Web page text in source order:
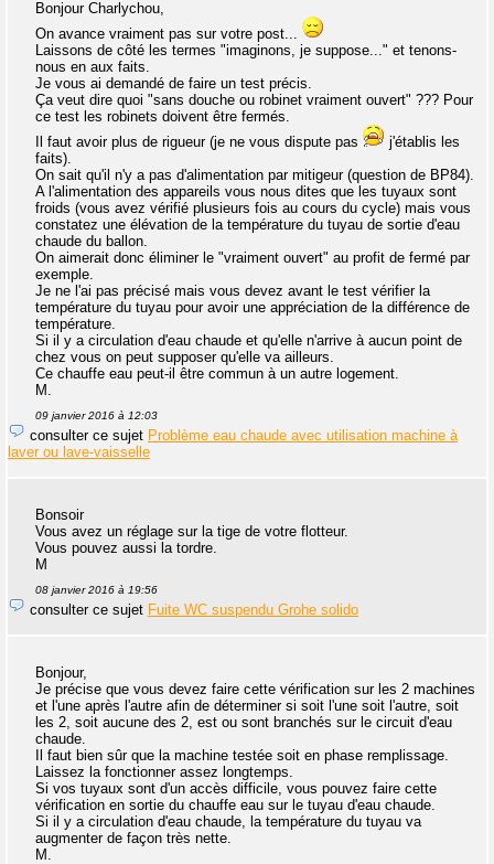
Bonjour Charlychou,
On avance vraiment pas sur votre post...
Laissons de côté les termes "imaginons, je suppose..." et tenons-
nous en aux faits.
Je vous ai demandé de faire un test précis.
Ça veut dire quoi "sans douche ou robinet vraiment ouvert" ??? Pour
ce test les robinets doivent être fermés.
Il faut avoir plus de rigueur (je ne vous dispute pas
j'établis les
faits).
On sait qu'il n'y a pas d'alimentation par mitigeur (question de BP84).
A l'alimentation des appareils vous nous dites que les tuyaux sont
froids (vous avez vérifié plusieurs fois au cours du cycle) mais vous
constatez une élévation de la température du tuyau de sortie d'eau
chaude du ballon.
On aimerait donc éliminer le "vraiment ouvert" au profit de fermé par
exemple.
Je ne l'ai pas précisé mais vous devez avant le test vérifier la
température du tuyau pour avoir une appréciation de la différence de
température.
Si il y a circulation d'eau chaude et qu'elle n'arrive à aucun point de
chez vous on peut supposer qu'elle va ailleurs.
Ce chauffe eau peut-il être commun à un autre logement.
M.
09 janvier 2016 à 12:03
consulter ce sujet Problème eau chaude avec utilisation machine à
laver ou lave-vaisselle
Bonsoir
Vous avez un réglage sur la tige de votre flotteur.
Vous pouvez aussi la tordre.
M
08 janvier 2016 à 19:56
consulter ce sujet Fuite WC suspendu Grohe solido
Bonjour,
Je précise que vous devez faire cette vérification sur les 2 machines
et l'une après l'autre afin de déterminer si soit l'une soit l'autre, soit
les 2, soit aucune des 2, est ou sont branchés sur le circuit d'eau
chaude.
Il faut bien sûr que la machine testée soit en phase remplissage.
Laissez la fonctionner assez longtemps.
Si vos tuyaux sont d'un accès difficile, vous pouvez faire cette
vérification en sortie du chauffe eau sur le tuyau d'eau chaude.
Si il y a circulation d'eau chaude, la température du tuyau va
augmenter de façon très nette.
M.